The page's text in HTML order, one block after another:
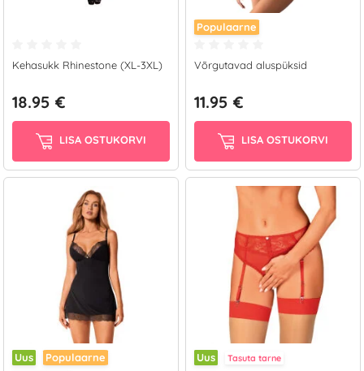
Kehasukk Rhinestone (XL-3XL)
18.95 €
LISA OSTUKORVI
Populaarne
Võrgutavad aluspüksid
11.95 €
LISA OSTUKORVI
Uus Populaarne Uus Tasuta tarne